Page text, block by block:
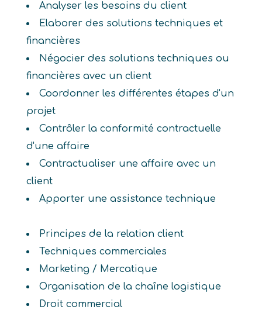
Analyser les besoins du client
Elaborer des solutions techniques et
financières
Négocier des solutions techniques ou
financières avec un client
Coordonner les différentes étapes d'un
projet
Contrôler la conformité contractuelle
d'une affaire
Contractualiser une affaire avec un
client
Apporter une assistance technique
Principes de la relation client
Techniques commerciales
Marketing / Mercatique
Organisation de la chaîne logistique
Droit commercial